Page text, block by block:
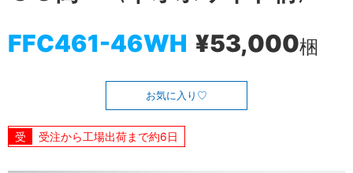
FFC461-46WH ¥53,000梱
お気に入り
受注から工場出荷まで約6日